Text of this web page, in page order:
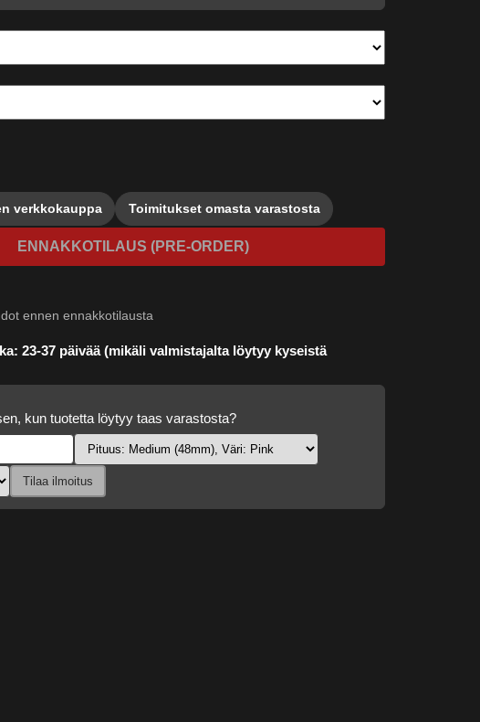
verkkokauppa Toimitukset omasta varastosta
ENNAKKOTILAUS (PRE-ORDER)
ennen ennakkotilausta
23-37 päivää (mikäli valmistajalta löytyy kyseistä
kun tuotetta löytyy taas varastosta?
Tilaa ilmoitus